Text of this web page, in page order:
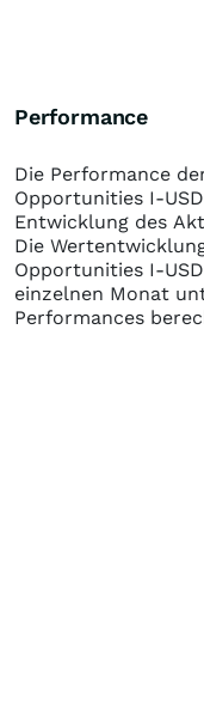
Performance
Die Performance
Opportunities I-USD
Entwicklung des
Die
Opportunities I-USD
einzelnen Monat
Performances